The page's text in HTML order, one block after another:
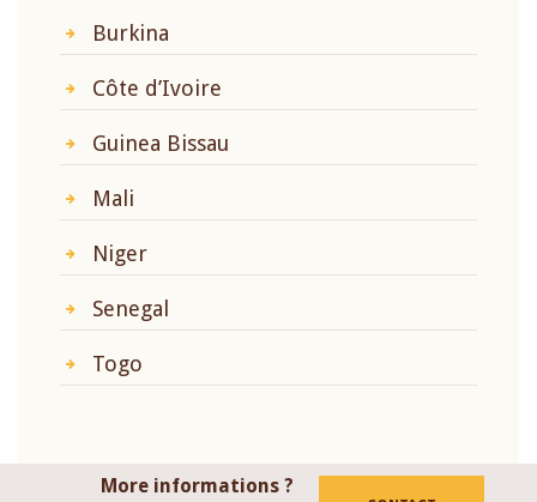
Burkina
Côte d’Ivoire
Guinea Bissau
Mali
Niger
Senegal
Togo
More informations ?